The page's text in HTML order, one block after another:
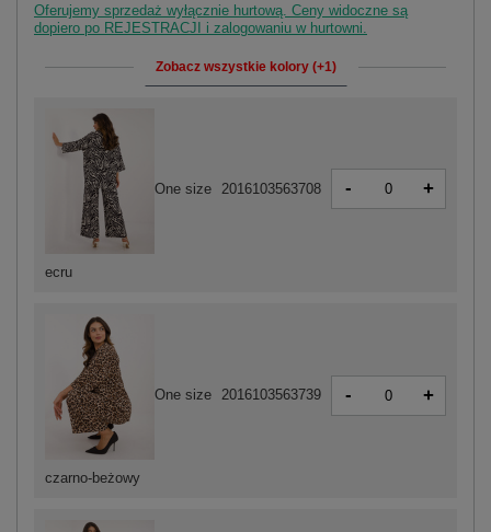
Oferujemy sprzedaż wyłącznie hurtową. Ceny widoczne są
dopiero po REJESTRACJI i zalogowaniu w hurtowni.
Zobacz wszystkie kolory (+1)
czarno-beżowy
One size 2016103563739 - +
ecru
One size 2016103563708 - +